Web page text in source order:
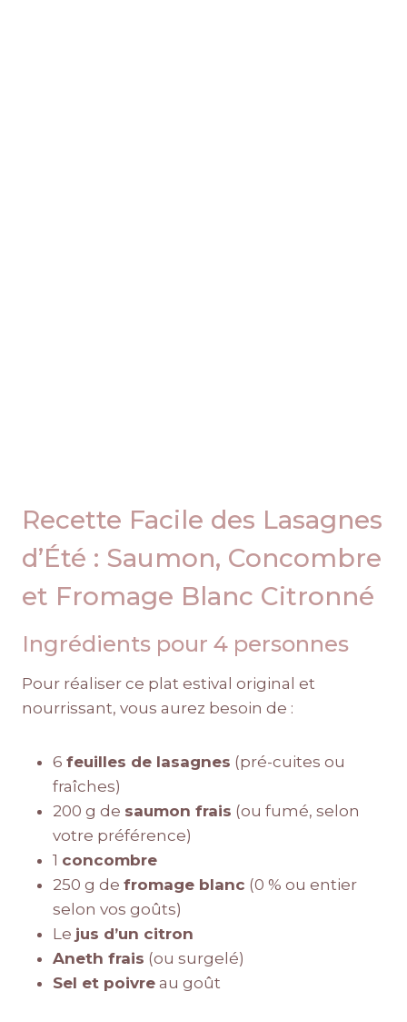
Recette Facile des Lasagnes
d’Été : Saumon, Concombre
et Fromage Blanc Citronné
Ingrédients pour 4 personnes
Pour réaliser ce plat estival original et
nourrissant, vous aurez besoin de :
6 feuilles de lasagnes (pré-cuites ou
fraîches)
200 g de saumon frais (ou fumé, selon
votre préférence)
1 concombre
250 g de fromage blanc (0 % ou entier
selon vos goûts)
Le jus d’un citron
Aneth frais (ou surgelé)
Sel et poivre au goût